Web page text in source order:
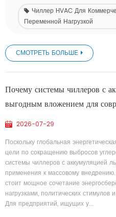
Чиллер HVAC Для
Переменной Нагрузкой
СМОТРЕТЬ БОЛЬШЕ
Почему системы чиллеров с
выгодным вложением для
2026-07-29
Поскольку глобальная
цели по сокращению выбросов
системы чиллеров с аккумуляцией
применения к массовому
стоит мощное сочетание
нагрузками, политических стимулов
Для предприятий, ищущих у...